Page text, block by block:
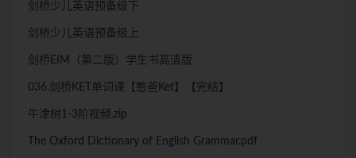
剑桥少儿英语预备级下
剑桥少儿英语预备级上
剑桥EIM（第二版）学生书高清版
036.剑桥KET单词课【憨爸Ket】【完结】
牛津树1-3阶视频.zip
The Oxford Dictionary of English Grammar.pdf